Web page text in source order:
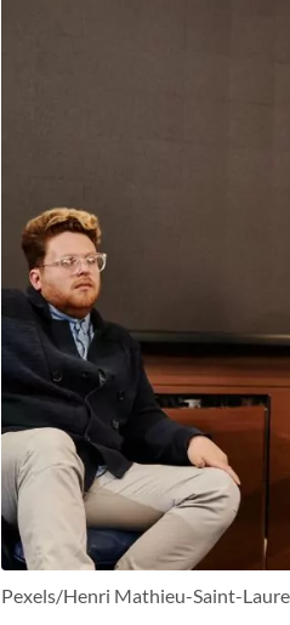
Pexels/Henri Mathieu-Saint-